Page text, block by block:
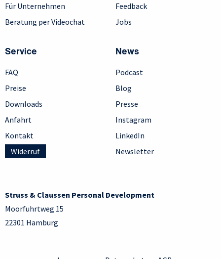
Für Unternehmen
Beratung per Videochat
Feedback
Jobs
Service
FAQ
Preise
Downloads
Anfahrt
Kontakt
Widerruf
News
Podcast
Blog
Presse
Instagram
LinkedIn
Newsletter
Struss & Claussen Personal Development
Moorfuhrtweg 15
22301 Hamburg